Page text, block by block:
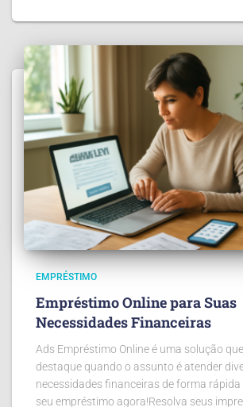
EMPRÉSTIMO
Empréstimo Online para Suas
Necessidades Financeiras
Ads Empréstimo Online é uma solução
destaque quando o assunto é atender
necessidades financeiras de forma rápida
seu empréstimo agora!Resolva seus